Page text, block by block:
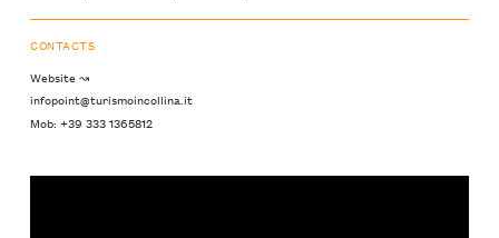
CONTACTS
Website ↝
infopoint@turismoincollina.it
Mob: +39 333 1365812